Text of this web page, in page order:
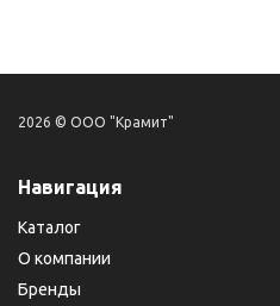
2026 © ООО "Крамит"
Навигация
Каталог
О компании
Бренды